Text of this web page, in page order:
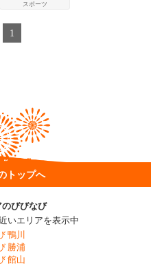
スポーツ
1
トップへ
びびなび
いエリアを表示中
鴨川
勝浦
館山